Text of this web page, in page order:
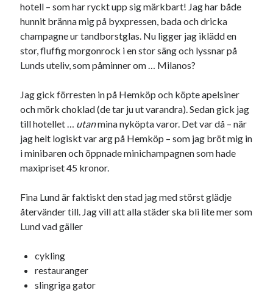
hotell – som har ryckt upp sig märkbart! Jag har både
hunnit bränna mig på byxpressen, bada och dricka
champagne ur tandborstglas. Nu ligger jag iklädd en
stor, fluffig morgonrock i en stor säng och lyssnar på
Lunds uteliv, som påminner om … Milanos?
Jag gick förresten in på Hemköp och köpte apelsiner
och mörk choklad (de tar ju ut varandra). Sedan gick jag
till hotellet … utanmina nyköpta varor. Det var då – när
jag helt logiskt var arg på Hemköp – som jag bröt mig in
i minibaren och öppnade minichampagnen som hade
maxipriset 45 kronor.
Fina Lund är faktiskt den stad jag med störst glädje
återvänder till. Jag vill att alla städer ska bli lite mer som
Lund vad gäller
cykling
restauranger
slingriga gator